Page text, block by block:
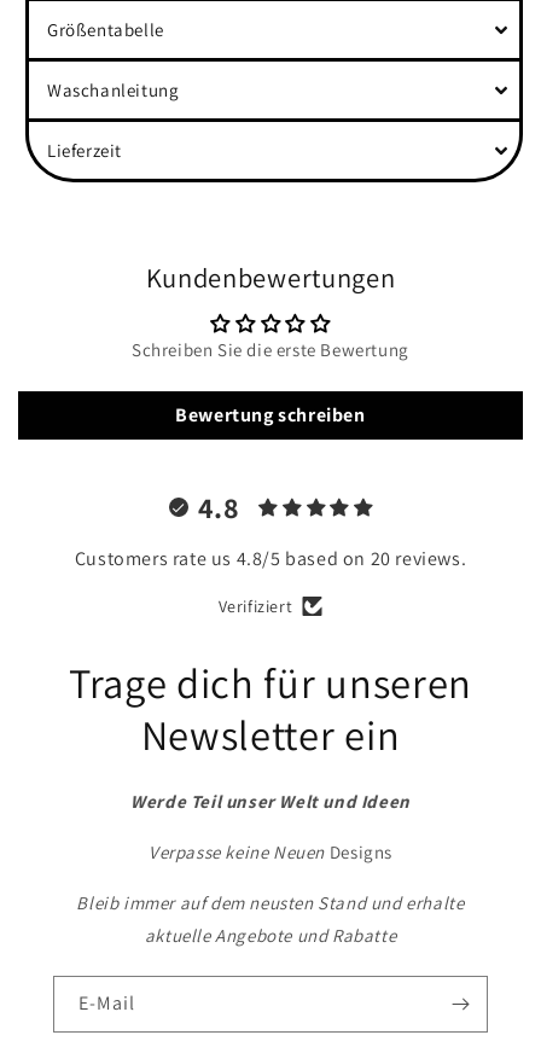
Größentabelle
Waschanleitung
Lieferzeit
Kundenbewertungen
Schreiben Sie die erste Bewertung
Bewertung schreiben
4.8
Customers rate us 4.8/5 based on 20 reviews.
Verifiziert
Trage dich für unseren
Newsletter ein
Werde Teil unser Welt und Ideen
Verpasse keine Neuen Designs
Bleib immer auf dem neusten Stand und erhalte
aktuelle Angebote und Rabatte
E-Mail